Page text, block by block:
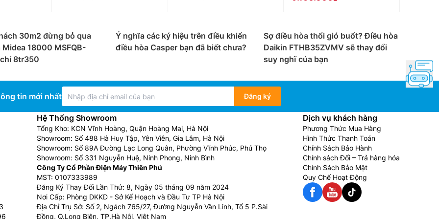
theo loại điều hòa như
đông.
2 chiều vừa có khả năng làm lạnh trong mùa hè, vừa có thể làm ấm trong mùa đông. Giá thành
có cả mùa đông và mùa hè.
Việt Nam có 03 dòng thông dụng chính:
điều hòa Panasonic giá rẻ không có công nghệ inverter tiết kiệm điện, loại Điều hòa này được thiết kế
thời gian sử dụng.
dòng sản phẩm tập trung vào phân khúc tầm trung, dòng Điều hòa được trang bị công nghệ inverter tiết
bán của loại điều hòa Panasonic inverter này khá rẻ so với dòng cao cấp.
model điều hòa Panasonic inverter sử dụng Gas R32 tiên tiến nhất cùng công nghệ Wifi và khả năng
gas R32 này có đặc điểm là áp suất cao, thân thiện với môi trường, cho độ lạnh sâu và tiết kiệm điện,
hướng phát triển trong tương lai.
30m2 đừng bỏ qua
18000 MSFQB-
8tr350
Ý nghĩa các ký hiệu trên điều khiển
điều hòa Casper bạn đã biết chưa?
Sợ điều hòa thổi gió buốt? Điều hòa
Daikin FTHB35ZVMV sẽ thay đổi
suy nghĩ của bạn
tin mới nhất Đăng ký
Hệ Thống Showroom
Tổng Kho: KCN Vĩnh Hoàng, Quận Hoàng Mai, Hà Nội
Showroom: Số 488 Hà Huy Tập, Yên Viên, Gia Lâm, Hà Nội
Showroom: Số 89A Đường Lạc Long Quân, Phường Vĩnh Phúc, Phú Thọ
Showroom: Số 331 Nguyễn Huệ, Ninh Phong, Ninh Bình
Công Ty Cổ Phần Điện Máy Thiên Phú
MST: 0107333989
Đăng Ký Thay Đổi Lần Thứ: 8, Ngày 05 tháng 09 năm 2024
Nơi Cấp: Phòng DKKD - Sở Kế Hoạch và Đầu Tư TP Hà Nội
Địa Chỉ Trụ Sở: Số 2, Ngách 765/27, Đường Nguyễn Văn Linh, Tổ 5 P.Sài
Đồng, Q.Long Biên, TP.Hà Nội, Việt Nam
Dịch vụ khách hàng
Phương Thức Mua Hàng
Hình Thức Thanh Toán
Chính Sách Bảo Hành
Chính sách Đổi – Trả hàng hóa
Chính Sách Bảo Mật
Quy Chế Hoạt Động